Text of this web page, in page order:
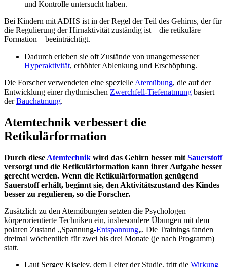
und Kontrolle untersucht haben.
Bei Kindern mit ADHS ist in der Regel der Teil des Gehirns, der für
die Regulierung der Hirnaktivität zuständig ist – die retikuläre
Formation – beeinträchtigt.
Dadurch erleben sie oft Zustände von unangemessener
Hyperaktivität, erhöhter Ablenkung und Erschöpfung.
Die Forscher verwendeten eine spezielle Atemübung, die auf der
Entwicklung einer rhythmischen Zwerchfell-Tiefenatmung basiert –
derBauchatmung.
Atemtechnik verbessert die
Retikulärformation
Durch diese Atemtechnik wird das Gehirn besser mit Sauerstoff
versorgt und die Retikulärformation kann ihrer Aufgabe besser
gerecht werden. Wenn die Retikulärformation genügend
Sauerstoff erhält, beginnt sie, den Aktivitätszustand des Kindes
besser zu regulieren, so die Forscher.
Zusätzlich zu den Atemübungen setzten die Psychologen
körperorientierte Techniken ein, insbesondere Übungen mit dem
polaren Zustand „Spannung-Entspannung„. Die Trainings fanden
dreimal wöchentlich für zwei bis drei Monate (je nach Programm)
statt.
Laut Sergey Kiselev, dem Leiter der Studie, tritt die Wirkung